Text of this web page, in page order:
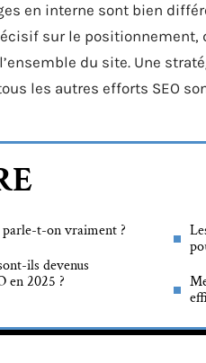
en interne sont bien
sur le positionnement,
du site. Une
les autres efforts SEO
t-on vraiment ?
ils devenus
en 2025 ?